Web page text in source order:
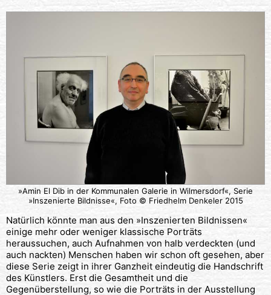
»Amin El Dib in der Kommunalen Galerie in Wilmersdorf«, Serie
»Inszenierte Bildnisse«, Foto © Friedhelm Denkeler 2015
Natürlich könnte man aus den »Inszenierten Bildnissen«
einige mehr oder weniger klassische Porträts
heraussuchen, auch Aufnahmen von halb verdeckten (und
auch nackten) Menschen haben wir schon oft gesehen, aber
diese Serie zeigt in ihrer Ganzheit eindeutig die Handschrift
des Künstlers. Erst die Gesamtheit und die
Gegenüberstellung, so wie die Porträts in der Ausstellung